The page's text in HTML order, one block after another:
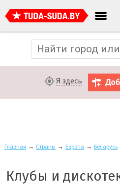
Я здесь
Главная → Страны → Европа → Беларусь
Клубы и